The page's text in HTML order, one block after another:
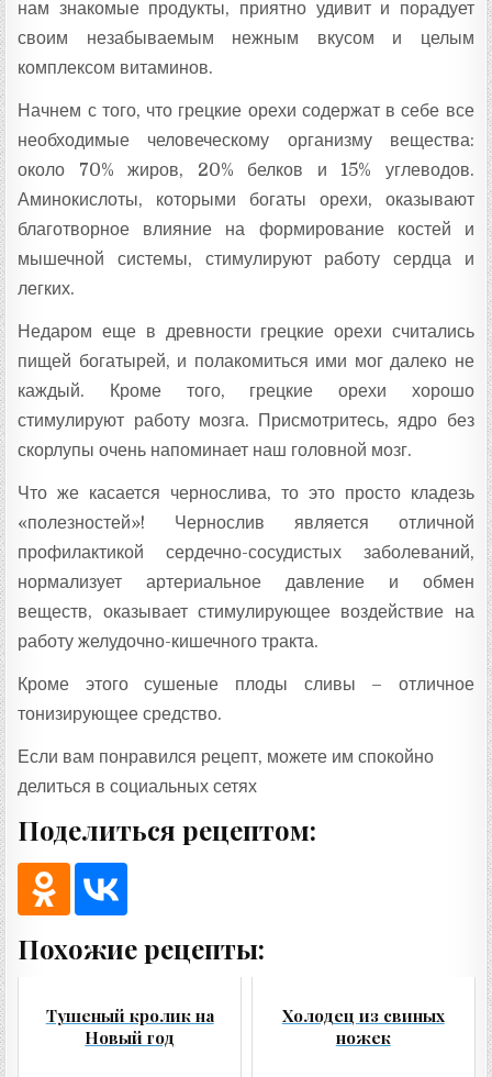
нам знакомые продукты, приятно удивит и порадует
своим незабываемым нежным вкусом и целым
комплексом витаминов.
Начнем с того, что грецкие орехи содержат в себе все
необходимые человеческому организму вещества:
около 70% жиров, 20% белков и 15% углеводов.
Аминокислоты, которыми богаты орехи, оказывают
благотворное влияние на формирование костей и
мышечной системы, стимулируют работу сердца и
легких.
Недаром еще в древности грецкие орехи считались
пищей богатырей, и полакомиться ими мог далеко не
каждый. Кроме того, грецкие орехи хорошо
стимулируют работу мозга. Присмотритесь, ядро без
скорлупы очень напоминает наш головной мозг.
Что же касается чернослива, то это просто кладезь
«полезностей»! Чернослив является отличной
профилактикой сердечно-сосудистых заболеваний,
нормализует артериальное давление и обмен
веществ, оказывает стимулирующее воздействие на
работу желудочно-кишечного тракта.
Кроме этого сушеные плоды сливы – отличное
тонизирующее средство.
Если вам понравился рецепт, можете им спокойно
делиться в социальных сетях
Поделиться рецептом:
Похожие рецепты:
Тушеный кролик на
Новый год
Холодец из свиных
ножек